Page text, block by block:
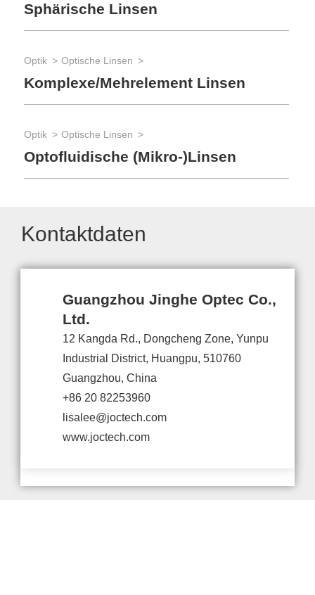
Sphärische Linsen
Optik Optische Linsen
Komplexe/Mehrelement Linsen
Optik Optische Linsen
Optofluidische (Mikro-)Linsen
Kontaktdaten
Guangzhou Jinghe Optec Co.,
Ltd.
12 Kangda Rd., Dongcheng Zone, Yunpu
Industrial District, Huangpu, 510760
Guangzhou, China
+86 20 82253960
lisalee@joctech.com
www.joctech.com